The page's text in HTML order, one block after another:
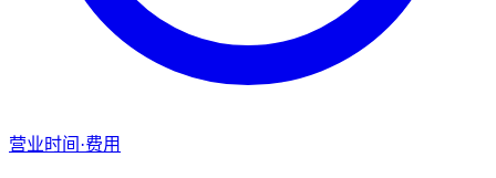
营业时间·费用